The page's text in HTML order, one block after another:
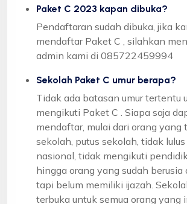
Paket C 2023 kapan dibuka?
Pendaftaran sudah dibuka, jika
mendaftar Paket C , silahkan
admin kami di 085722459994
Sekolah Paket C umur berapa?
Tidak ada batasan umur tertentu
mengikuti Paket C . Siapa saja
mendaftar, mulai dari orang yang
sekolah, putus sekolah, tidak lulus
nasional, tidak mengikuti
hingga orang yang sudah berusia
tapi belum memiliki ijazah.
terbuka untuk semua orang yang